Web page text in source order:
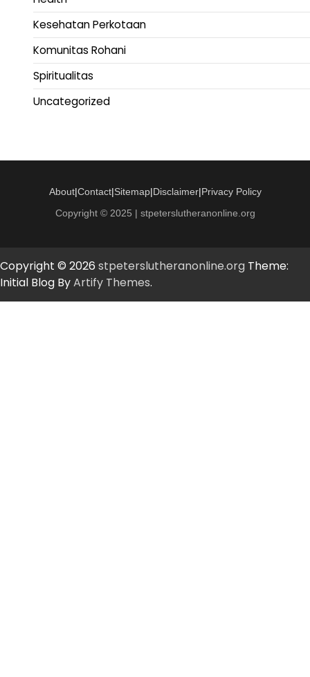
Kesehatan Perkotaan
Komunitas Rohani
Spiritualitas
Uncategorized
About|Contact|Sitemap|Disclaimer|Privacy Policy
Copyright © 2025 | stpeterslutheranonline.org
Copyright © 2026 stpeterslutheranonline.org Theme:
Initial Blog ByArtify Themes.